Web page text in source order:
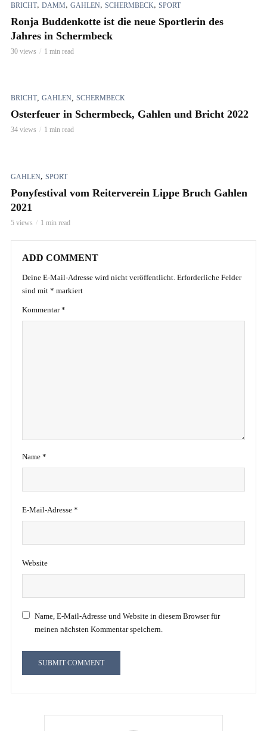
BRICHT DAMM GAHLEN SCHERMBECK SPORT
Ronja Buddenkotte ist die neue Sportlerin des
Jahres in Schermbeck
30 views 1 min read
BRICHT GAHLEN SCHERMBECK
Osterfeuer in Schermbeck, Gahlen und Bricht 2022
34 views 1 min read
GAHLEN, SPORT
Ponyfestival vom Reiterverein Lippe Bruch Gahlen
2021
5 views 1 min read
ADD COMMENT
Deine E-Mail-Adresse wird nicht veröffentlicht. Erforderliche Felder
sind mit * markiert
Kommentar*
Name *
E-Mail-Adresse *
Website
Name, E-Mail-Adresse und Website in diesem Browser für
meinen nächsten Kommentar speichern.